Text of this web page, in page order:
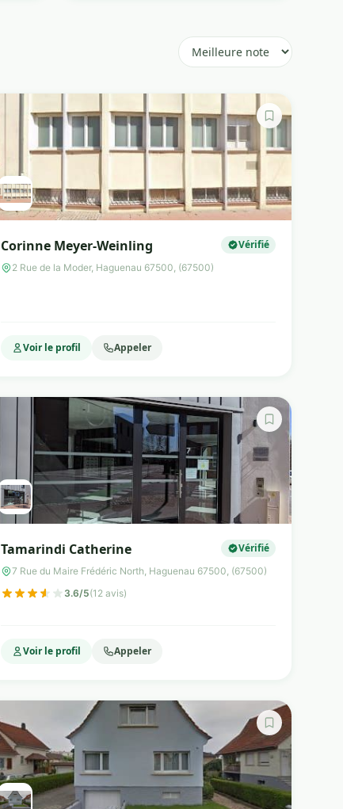
Corinne Meyer-Weinling Vérifié
2 Rue de la Moder, Haguenau 67500, (67500)
Voir le profil Appeler
Tamarindi Catherine Vérifié
7 Rue du Maire Frédéric North, Haguenau 67500, (67500)
3.6/5(12 avis)
Voir le profil Appeler